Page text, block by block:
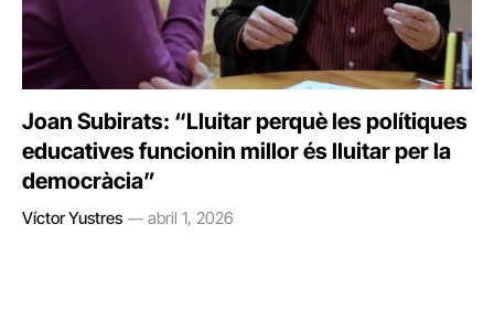
Joan Subirats: “Lluitar perquè les polítiques
educatives funcionin millor és lluitar per la
democràcia”
Víctor Yustres abril 1, 2026